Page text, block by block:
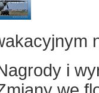
i